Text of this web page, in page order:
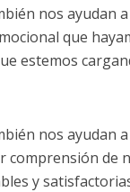
nos ayudan
que
estemos
nos ayudan
comprensión de
y